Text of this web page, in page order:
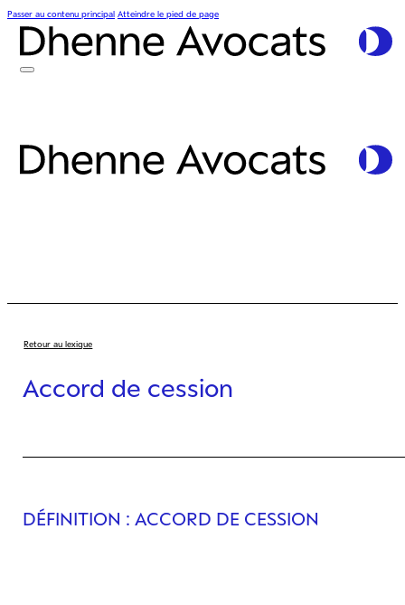
Passer au contenu principal Atteindre le pied de page
Retour au lexique
Accord de cession
DÉFINITION : ACCORD DE CESSION